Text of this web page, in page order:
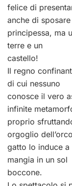
felice di
anche di sposare
principessa, ma
terre e un
castello!
Il regno
di cui nessuno
conosce il vero
infinite
proprio
orgoglio
gatto lo induce
mangia in un sol
boccone.